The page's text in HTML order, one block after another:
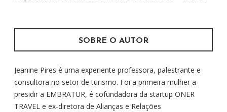
:
SOBRE O AUTOR
Jeanine Pires é uma experiente professora, palestrante e
consultora no setor de turismo. Foi a primeira mulher a
presidir a EMBRATUR, é cofundadora da startup ONER
TRAVEL e ex-diretora de Alianças e Relações